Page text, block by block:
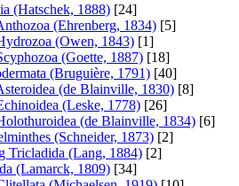
(Hatschek, 1888) [24]
(Ehrenberg, 1834) [5]
(Owen, 1843) [1]
(Goette, 1887) [18]
(Bruguière, 1791) [40]
(de Blainville, 1830) [8]
(Leske, 1778) [26]
(de Blainville, 1834) [6]
(Schneider, 1873) [2]
Tricladida (Lang, 1884) [2]
(Lamarck, 1809) [34]